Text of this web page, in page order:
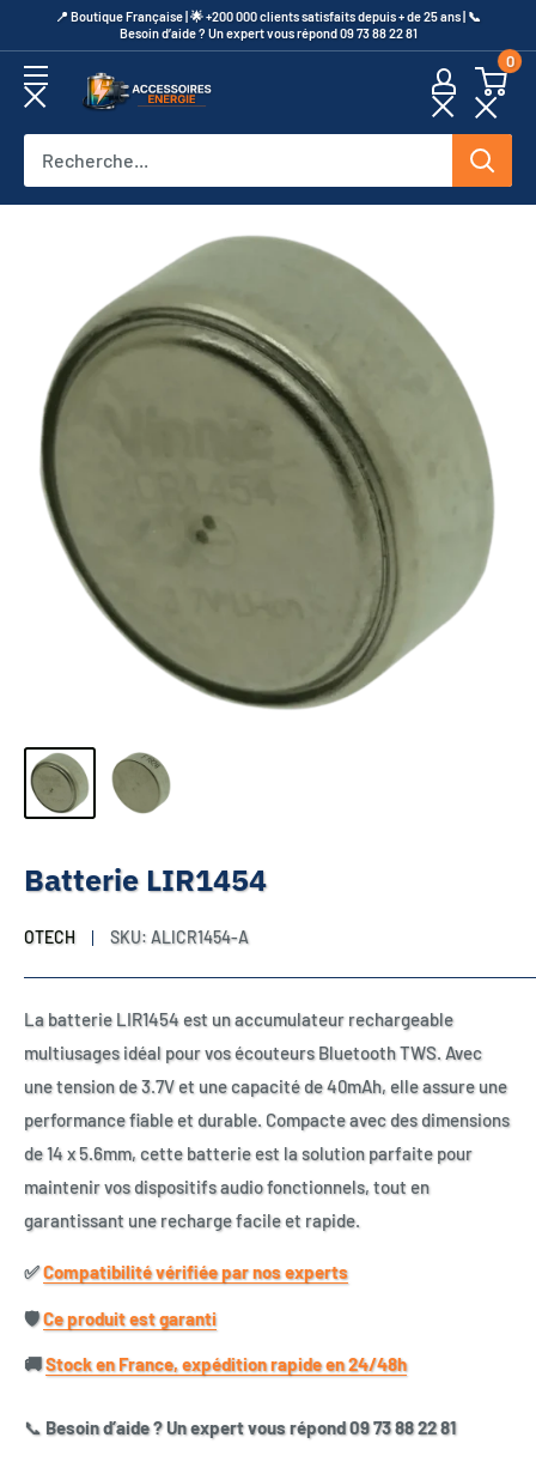
au
contenu
​📍​ Boutique Française | 🌟 +200 000 clients satisfaits depuis + de 25 ans | 📞​
Besoin d’aide ? Un expert vous répond 09 73 88 22 81
Accessoires
0
Batterie LIR1454
OTECH SKU: ALICR1454-A
La batterie LIR1454 est un accumulateur rechargeable
multiusages idéal pour vos écouteurs Bluetooth TWS. Avec
une tension de 3.7V et une capacité de 40mAh, elle assure une
performance fiable et durable. Compacte avec des dimensions
de 14 x 5.6mm, cette batterie est la solution parfaite pour
maintenir vos dispositifs audio fonctionnels, tout en
garantissant une recharge facile et rapide.
✅​Compatibilité vérifiée par nos experts
🛡️​Ce produit est garanti
🚚​Stock en France, expédition rapide en 24/48h
📞 Besoin d’aide ? Un expert vous répond 09 73 88 22 81